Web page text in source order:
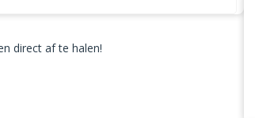
direct af te halen!